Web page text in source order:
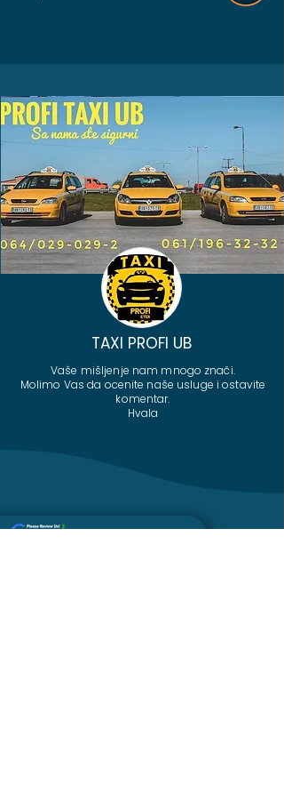
TAXI PROFI UB
Vaše mišljenje nam mnogo znači.
Molimo Vas da ocenite naše usluge i ostavite
komentar.
Hvala